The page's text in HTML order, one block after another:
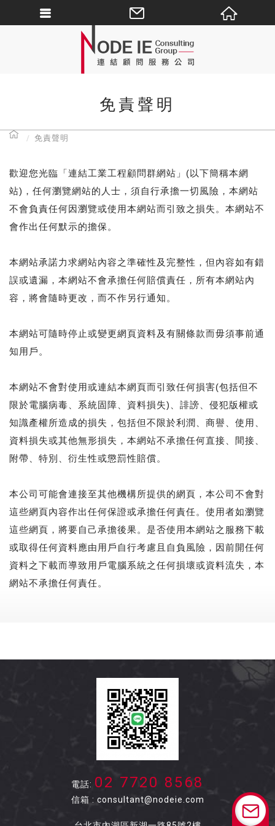
免責聲明
免責聲明
歡迎您光臨「連結工業工程顧問群網站」(以下簡稱本網
站)，任何瀏覽網站的人士，須自行承擔一切風險，本網站
不會負責任何因瀏覽或使用本網站而引致之損失。本網站不
會作出任何默示的擔保。
本網站承諾力求網站內容之準確性及完整性，但內容如有錯
誤或遺漏，本網站不會承擔任何賠償責任，所有本網站內
容，將會隨時更改，而不作另行通知。
本網站可隨時停止或變更網頁資料及有關條款而毋須事前通
知用戶。
本網站不會對使用或連結本網頁而引致任何損害(包括但不
限於電腦病毒、系統固障、資料損失)、誹謗、侵犯版權或
知識產權所造成的損失，包括但不限於利潤、商譽、使用、
資料損失或其他無形損失，本網站不承擔任何直接、間接、
附帶、特別、衍生性或懲罰性賠償。
本公司可能會連接至其他機構所提供的網頁，本公司不會對
這些網頁內容作出任何保證或承擔任何責任。使用者如瀏覽
這些網頁，將要自己承擔後果。是否使用本網站之服務下載
或取得任何資料應由用戶自行考慮且自負風險，因前開任何
資料之下載而導致用戶電腦系統之任何損壞或資料流失，本
網站不承擔任何責任。
電話: 02 7720 8568
信箱 : consultant@nodeie.com